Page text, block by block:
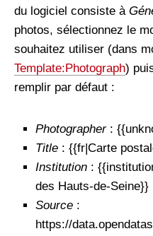
du logiciel consiste à
photos, sélectionnez le
souhaitez utiliser (dans
Template:Photograph)
remplir par défaut :
Photographer :
Title : {{fr|Carte
Institution :
des Hauts-de-Seine}}
Source :
https://